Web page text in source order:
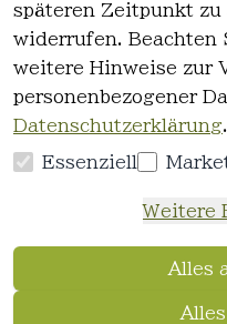
späteren Zeitpunkt zu
widerrufen. Beachten
weitere Hinweise zur
personenbezogener
Datenschutzerklärung.
Essenziell
Weitere
Alles
Widerrufsre
cht
widerrufen